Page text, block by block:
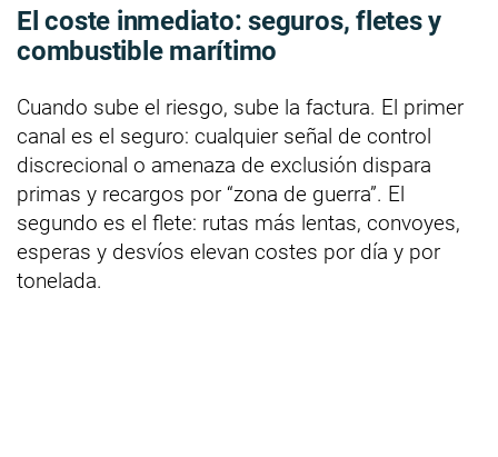
El coste inmediato: seguros, fletes y
combustible marítimo
Cuando sube el riesgo, sube la factura. El primer
canal es el seguro: cualquier señal de control
discrecional o amenaza de exclusión dispara
primas y recargos por “zona de guerra”. El
segundo es el flete: rutas más lentas, convoyes,
esperas y desvíos elevan costes por día y por
tonelada.